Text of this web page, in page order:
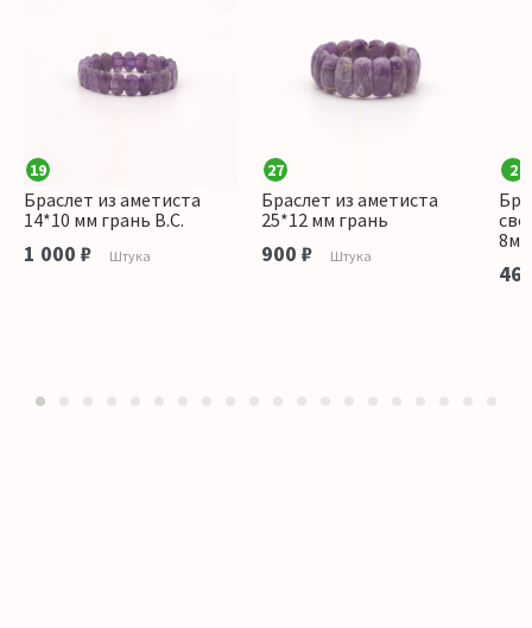
19
Браслет из аметиста
14*10 мм грань В.С.
1 000 ₽ Штука
27
Браслет из аметиста
25*12 мм грань
900 ₽ Штука
2
8мм